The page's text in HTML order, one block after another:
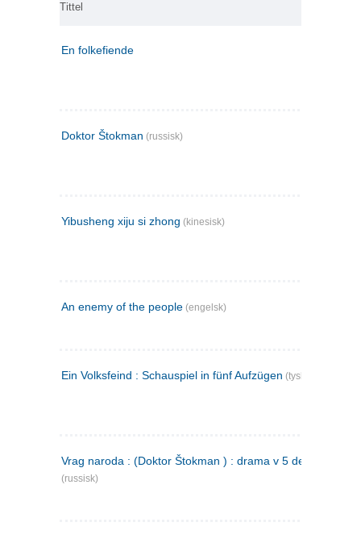
Tittel
En folkefiende
Doktor Štokman (russisk)
Yibusheng xiju si zhong (kinesisk)
An enemy of the people (engelsk)
Ein Volksfeind : Schauspiel in fünf Aufzügen (tysk)
Vrag naroda : (Doktor Štokman ) : drama v 5 dejstvijach
(russisk)